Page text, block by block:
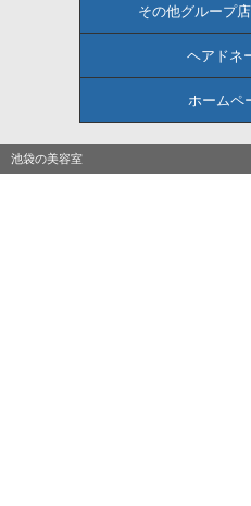
その他グループ
ヘアドネ
ホームペ
池袋の美容室